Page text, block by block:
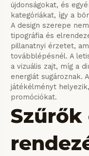
újdonságokat, és
kategóriákat, így a
A design szerepe
tipográfia és
pillanatnyi érzetet,
továbblépésnél. A
a vizuális zajt, míg a
energiát sugároznak.
játékélményt
promóciókat.
Szűrők